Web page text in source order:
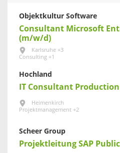
Objektkultur Software
Consultant Microsoft
(m/w/d)
Karlsruhe +3
Consulting +1
Hochland
IT Consultant
Heimenkirch
Projektmanagement +2
Scheer Group
Projektleitung SAP